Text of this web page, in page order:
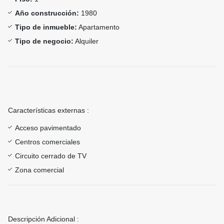
Año construcción: 1980
Tipo de inmueble: Apartamento
Tipo de negocio: Alquiler
Características externas :
Acceso pavimentado
Centros comerciales
Circuito cerrado de TV
Zona comercial
Descripción Adicional :